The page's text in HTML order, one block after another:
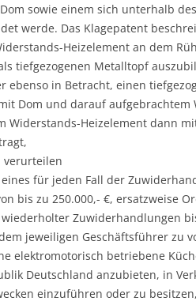
sowie einem sich unterhalb
werde. Das Klagepatent
Heizelement an dem
tiefgezogenen Metalltopf
ebenso in Betracht, einen
Dom und darauf
Widerstands-Heizelement dann
verurteilen
für jeden Fall der
bis zu 250.000,- €, ersatzweise
Zuwiderhandlungen
jeweiligen Geschäftsführer zu
elektromotorisch betriebene
Deutschland anzubieten, in
einzuführen oder zu besitzen,